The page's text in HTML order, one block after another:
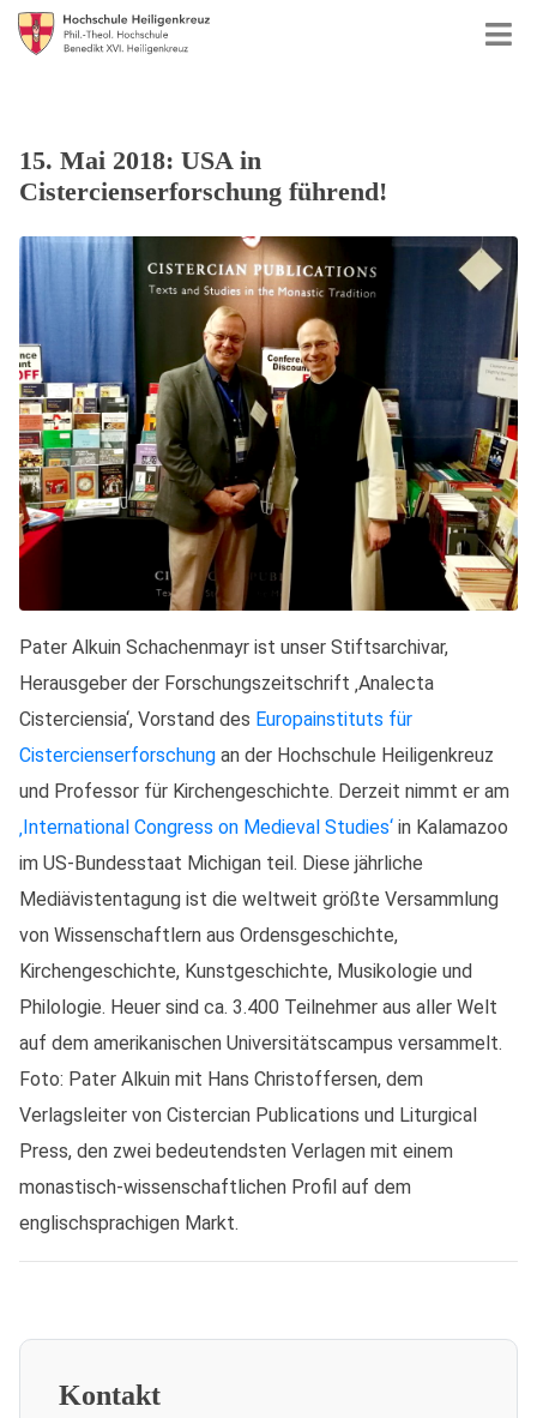
15. Mai 2018: USA in
Cistercienserforschung führend!
Pater Alkuin Schachenmayr ist unser Stiftsarchivar,
Herausgeber der Forschungszeitschrift ‚Analecta
Cisterciensia‘, Vorstand des Europainstituts für
Cistercienserforschung an der Hochschule Heiligenkreuz
und Professor für Kirchengeschichte. Derzeit nimmt er am
‚International Congress on Medieval Studies‘ in Kalamazoo
im US-Bundesstaat Michigan teil. Diese jährliche
Mediävistentagung ist die weltweit größte Versammlung
von Wissenschaftlern aus Ordensgeschichte,
Kirchengeschichte, Kunstgeschichte, Musikologie und
Philologie. Heuer sind ca. 3.400 Teilnehmer aus aller Welt
auf dem amerikanischen Universitätscampus versammelt.
Foto: Pater Alkuin mit Hans Christoffersen, dem
Verlagsleiter von Cistercian Publications und Liturgical
Press, den zwei bedeutendsten Verlagen mit einem
monastisch-wissenschaftlichen Profil auf dem
englischsprachigen Markt.
Kontakt